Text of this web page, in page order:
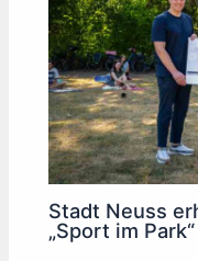
Stadt Neuss
„Sport im Park“